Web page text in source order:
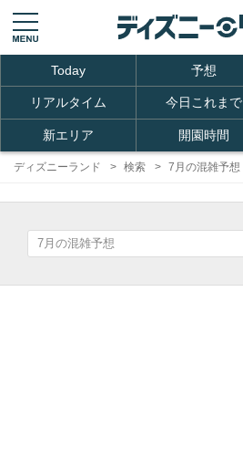
Today 予想
リアルタイム 今日これまで
新エリア 開園時間
ディズニーランド 検索 7月の混雑予想